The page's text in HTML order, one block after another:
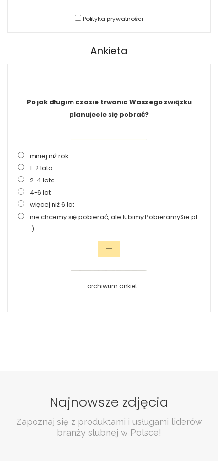
Polityka prywatności
Ankieta
Po jak długim czasie trwania Waszego związku
planujecie się pobrać?
mniej niż rok
1-2 lata
2-4 lata
4-6 lat
więcej niż 6 lat
nie chcemy się pobierać, ale lubimy PobieramySie.pl
:)
archiwum ankiet
Najnowsze zdjęcia
Zapoznaj się z produktami i usługami liderów
branży slubnej w Polsce!